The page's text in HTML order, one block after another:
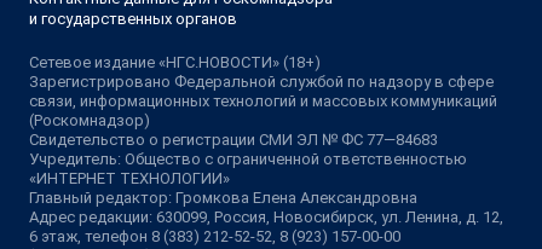
и государственных органов
Сетевое издание «НГС.НОВОСТИ» (18+)
Зарегистрировано Федеральной службой по надзору в сфере
связи, информационных технологий и массовых коммуникаций
(Роскомнадзор)
Свидетельство о регистрации СМИ ЭЛ № ФС 77—84683
Учредитель: Общество с ограниченной ответственностью
«ИНТЕРНЕТ ТЕХНОЛОГИИ»
Главный редактор: Громкова Елена Александровна
Адрес редакции: 630099, Россия, Новосибирск, ул. Ленина, д. 12,
6 этаж, телефон 8 (383) 212-52-52, 8 (923) 157-00-00